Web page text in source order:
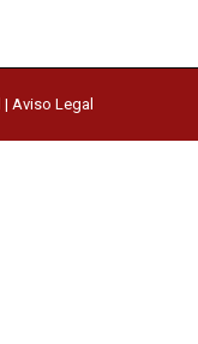
| Aviso Legal